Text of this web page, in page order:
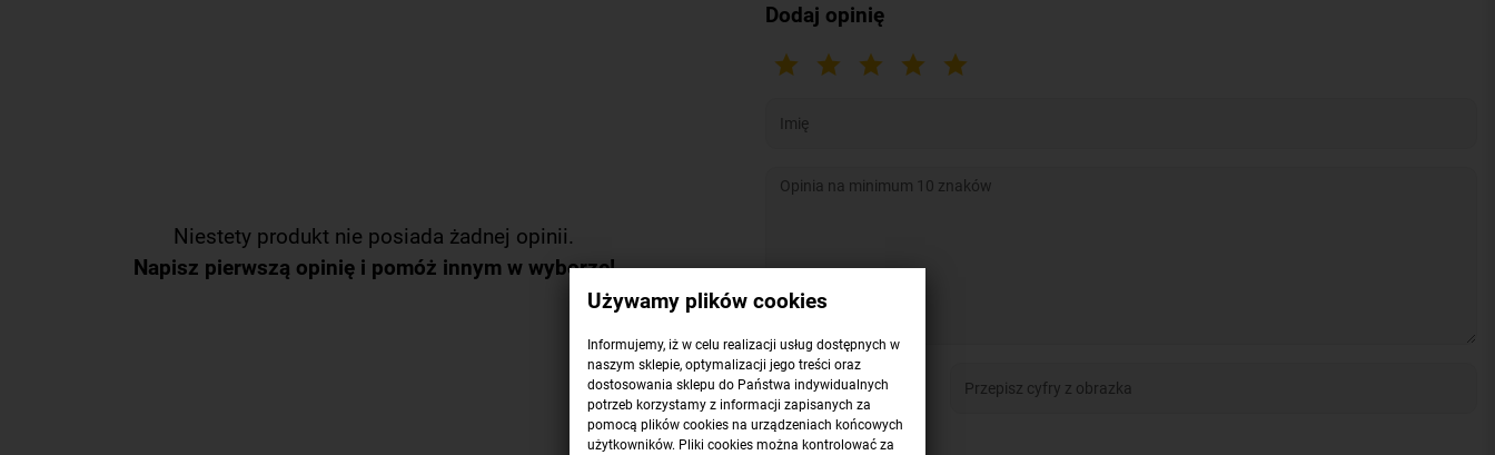
Niestety produkt nie posiada żadnej opinii.
Napisz pierwszą opinię i pomóż innym w wyborze!
Dodaj opinię
Używamy plików cookies
Informujemy, iż w celu realizacji usług dostępnych w
naszym sklepie, optymalizacji jego treści oraz
dostosowania sklepu do Państwa indywidualnych
potrzeb korzystamy z informacji zapisanych za
pomocą plików cookies na urządzeniach końcowych
użytkowników. Pliki cookies można kontrolować za